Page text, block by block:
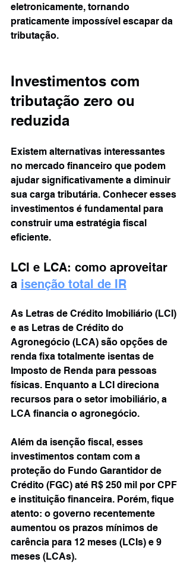
eletronicamente, tornando
praticamente impossível escapar da
tributação.
Investimentos com
tributação zero ou
reduzida
Existem alternativas interessantes
no mercado financeiro que podem
ajudar significativamente a diminuir
sua carga tributária. Conhecer esses
investimentos é fundamental para
construir uma estratégia fiscal
eficiente.
LCI e LCA: como aproveitar
a isenção total de IR
As Letras de Crédito Imobiliário (LCI)
e as Letras de Crédito do
Agronegócio (LCA) são opções de
renda fixa totalmente isentas de
Imposto de Renda para pessoas
físicas. Enquanto a LCI direciona
recursos para o setor imobiliário, a
LCA financia o agronegócio.
Além da isenção fiscal, esses
investimentos contam com a
proteção do Fundo Garantidor de
Crédito (FGC) até R$ 250 mil por CPF
e instituição financeira. Porém, fique
atento: o governo recentemente
aumentou os prazos mínimos de
carência para 12 meses (LCIs) e 9
meses (LCAs).